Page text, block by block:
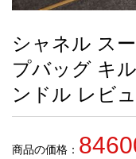
お
す
す
め
商
シャネル ス
プバッグ キ
ンドル レビ
商品の価格：